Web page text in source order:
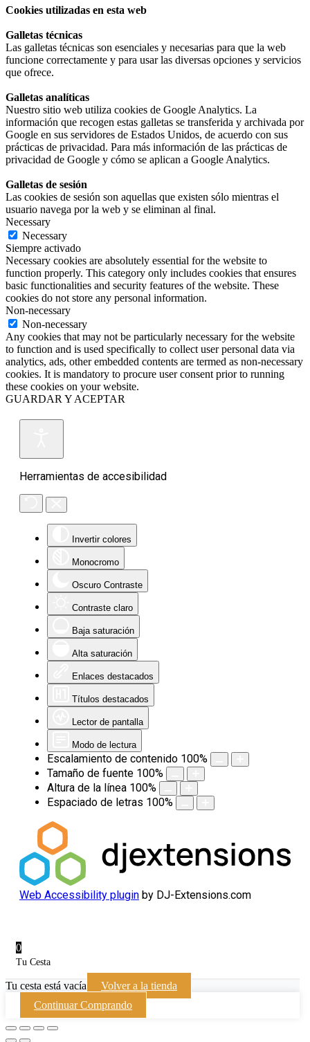
Cookies utilizadas en esta web
Galletas técnicas
Las galletas técnicas son esenciales y necesarias para que la web
funcione correctamente y para usar las diversas opciones y servicios
que ofrece.
Galletas analíticas
Nuestro sitio web utiliza cookies de Google Analytics. La
información que recogen estas galletas se transferida y archivada por
Google en sus servidores de Estados Unidos, de acuerdo con sus
prácticas de privacidad. Para más información de las prácticas de
privacidad de Google y cómo se aplican a Google Analytics.
Galletas de sesión
Las cookies de sesión son aquellas que existen sólo mientras el
usuario navega por la web y se eliminan al final.
Necessary
Necessary
Siempre activado
Necessary cookies are absolutely essential for the website to
function properly. This category only includes cookies that ensures
basic functionalities and security features of the website. These
cookies do not store any personal information.
Non-necessary
Non-necessary
Any cookies that may not be particularly necessary for the website
to function and is used specifically to collect user personal data via
analytics, ads, other embedded contents are termed as non-necessary
cookies. It is mandatory to procure user consent prior to running
these cookies on your website.
GUARDAR Y ACEPTAR
Herramientas de accesibilidad
Invertir colores
Monocromo
Oscuro Contraste
Contraste claro
Baja saturación
Alta saturación
Enlaces destacados
Títulos destacados
Lector de pantalla
Modo de lectura
Escalamiento de contenido 100%
Tamaño de fuente 100%
Altura de la línea 100%
Espaciado de letras 100%
Web Accessibility plugin by DJ-Extensions.com
0
Tu Cesta
Tu cesta está vacía
Volver a la tienda
Continuar Comprando